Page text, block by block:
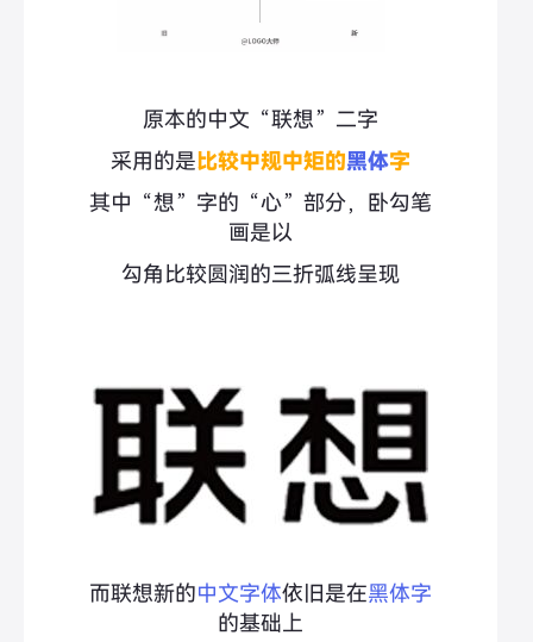
原本的中文“联想”二字
采用的是比较中规中矩的黑体字
其中“想”字的“心”部分，卧勾笔
画是以
勾角比较圆润的三折弧线呈现
而联想新的中文字体依旧是在黑体字
的基础上